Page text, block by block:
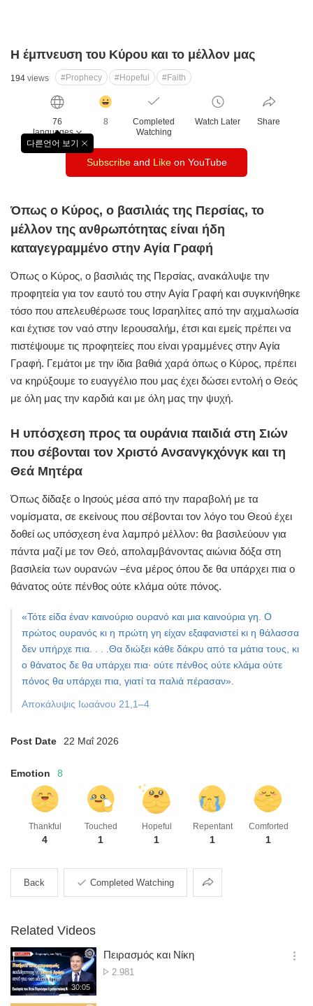
Η έμπνευση του Κύρου και το μέλλον μας
194 views #Prophecy #Hopeful #Faith
76
languages
다른언어 보기
창
닫
기
수
8
Completed
Watching
Watch Later Share
Subscribeand Likeon YouTube
Όπως ο Κύρος, ο βασιλιάς της Περσίας, το
μέλλον της ανθρωπότητας είναι ήδη
καταγεγραμμένο στην Αγία Γραφή
Όπως ο Κύρος, ο βασιλιάς της Περσίας, ανακάλυψε την
προφητεία για τον εαυτό του στην Αγία Γραφή και συγκινήθηκε
τόσο που απελευθέρωσε τους Ισραηλίτες από την αιχμαλωσία
και έχτισε τον ναό στην Ιερουσαλήμ, έτσι και εμείς πρέπει να
πιστέψουμε τις προφητείες που είναι γραμμένες στην Αγία
Γραφή. Γεμάτοι με την ίδια βαθιά χαρά όπως ο Κύρος, πρέπει
να κηρύξουμε το ευαγγέλιο που μας έχει δώσει εντολή ο Θεός
με όλη μας την καρδιά και με όλη μας την ψυχή.
Η υπόσχεση προς τα ουράνια παιδιά στη Σιών
που σέβονται τον Χριστό Ανσανγκχόνγκ και τη
Θεά Μητέρα
Όπως δίδαξε ο Ιησούς μέσα από την παραβολή με τα
νομίσματα, σε εκείνους που σέβονται τον λόγο του Θεού έχει
δοθεί ως υπόσχεση ένα λαμπρό μέλλον: θα βασιλεύουν για
πάντα μαζί με τον Θεό, απολαμβάνοντας αιώνια δόξα στη
βασιλεία των ουρανών –ένα μέρος όπου δε θα υπάρχει πια ο
θάνατος ούτε πένθος ούτε κλάμα ούτε πόνος.
«Τότε είδα έναν καινούριο ουρανό και μια καινούρια γη. Ο
πρώτος ουρανός κι η πρώτη γη είχαν εξαφανιστεί κι η θάλασσα
δεν υπήρχε πια. . . .Θα διώξει κάθε δάκρυ από τα μάτια τους, κι
ο θάνατος δε θα υπάρχει πια· ούτε πένθος ούτε κλάμα ούτε
πόνος θα υπάρχει πια, γιατί τα παλιά πέρασαν».
Αποκάλυψις Ιωαάνου 21,1–4
Post Date 22 Μαΐ 2026
Emotion 8
Thankful
4
Touched
1
Hopeful
1
Repentant
1
Comforted
1
Back Completed Watching Share
Related Videos
재
생
30:05
Πειρασμός και Νίκη
No.
2.981
옵